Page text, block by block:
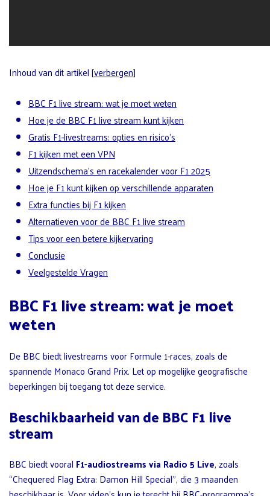
Inhoud van dit artikel[verbergen]
BBC F1 live stream: wat je moet weten
Hoe je de BBC F1 live stream kunt kijken
Gratis F1-livestreams: opties en risico’s
F1 kijken met een VPN
Uitzendschema’s en racekalender voor F1 2025
Hoe je F1 kunt kijken op verschillende apparaten
Extra functies bij F1 kijken
Alternatieven voor de BBC F1 live stream
Tips voor een betere kijkervaring
Conclusie
Veelgestelde Vragen
BBC F1 live stream: wat je moet
weten
De BBC biedt livestreams voor Formule 1-races, zoals de
spannende Monaco Grand Prix. Let op mogelijke geografische
beperkingen bij toegang tot deze service.
Beschikbaarheid van de BBC F1 live
stream
BBC biedt vooral F1-audiostreams via Radio 5 Live, zoals
“Chequered Flag Extra: Damon Hill Special”, die 3 maanden